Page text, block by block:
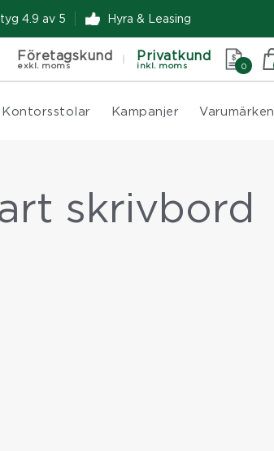
4.9 av 5 Hyra & Leasing
Företagskund
exkl. moms
Privatkund
inkl. moms 0
Kontorsstolar Kampanjer Varumärken
skrivbord